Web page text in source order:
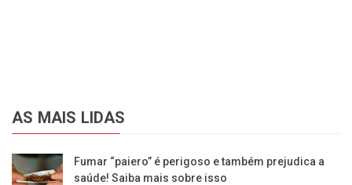
AS MAIS LIDAS
Fumar “paiero” é perigoso e também prejudica a
saúde! Saiba mais sobre isso